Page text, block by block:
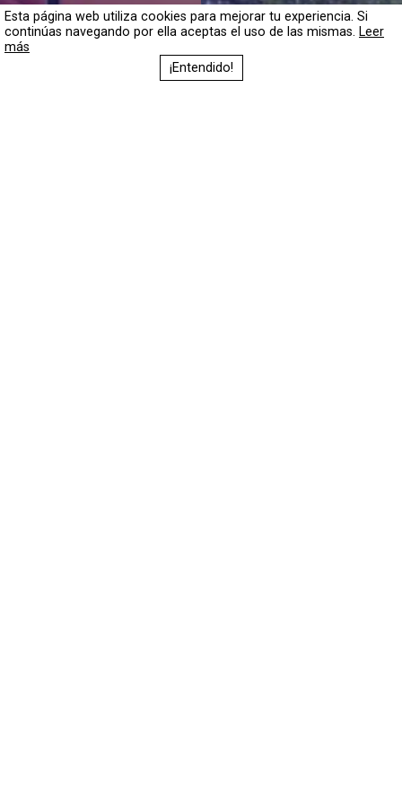
Esta página web utiliza cookies para mejorar tu experiencia. Si
continúas navegando por ella aceptas el uso de las mismas. Leer
más
¡Entendido!